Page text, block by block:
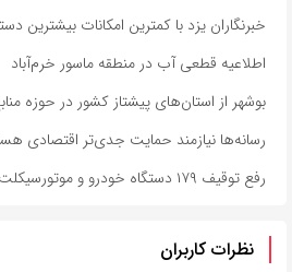
خبرنگاران یزد با کمترین امکانات بیشترین
اطلاعیه قطعی آب در منطقه ماسور خرم‌آباد
بوشهر از استان‌های پیشتاز کشور در حوزه
رسانه‌ها نیازمند حمایت جدی‌تر اقتصادی
رفع توقیف ۱۷۹ دستگاه خودرو و موتورسیکلت با دستور دادستان فردوس
نظرات کاربران